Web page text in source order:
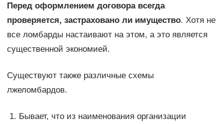
Перед оформлением договора всегда
проверяется, застраховано ли имущество. Хотя не
все ломбарды настаивают на этом, а это является
существенной экономией.
Существуют также различные схемы
лжеломбардов.
Бывает, что из наименования организации